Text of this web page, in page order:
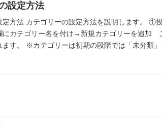
設定方法
カテゴリーの設定方法を説明します。 ①投稿→カテゴリー
カテゴリー名を付け→新規カテゴリーを追加
分類」というものがあ